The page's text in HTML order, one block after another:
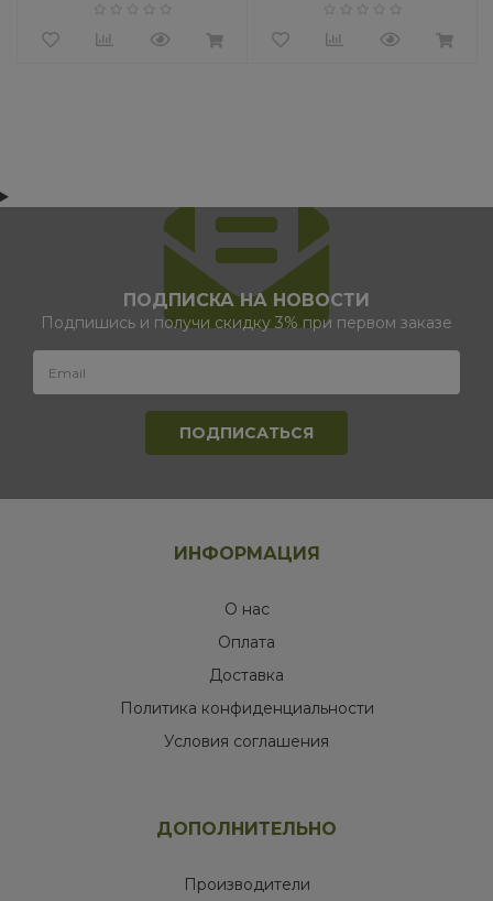
ПОДПИСКА НА НОВОСТИ
Подпишись и получи скидку 3% при первом заказе
ИНФОРМАЦИЯ
О нас
Оплата
Доставка
Политика конфиденциальности
Условия соглашения
ДОПОЛНИТЕЛЬНО
Производители